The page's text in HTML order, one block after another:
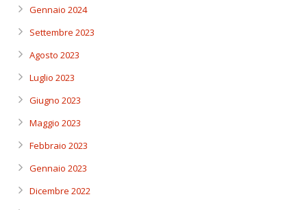
Gennaio 2024
Settembre 2023
Agosto 2023
Luglio 2023
Giugno 2023
Maggio 2023
Febbraio 2023
Gennaio 2023
Dicembre 2022